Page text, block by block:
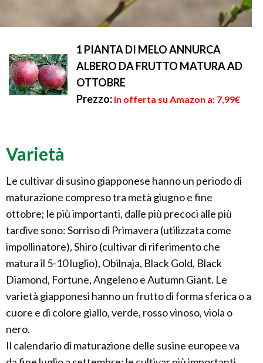
1 PIANTA DI MELO ANNURCA
ALBERO DA FRUTTO MATURA AD
OTTOBRE
Prezzo: in offerta su Amazon a: 7,99€
Varietà
Le cultivar di susino giapponese hanno un periodo di
maturazione compreso tra metà giugno e fine
ottobre; le più importanti, dalle più precoci alle più
tardive sono: Sorriso di Primavera (utilizzata come
impollinatore), Shiro (cultivar di riferimento che
matura il 5-10 luglio), Obilnaja, Black Gold, Black
Diamond, Fortune, Angeleno e Autumn Giant. Le
varietà giapponesi hanno un frutto di forma sferica o a
cuore e di colore giallo, verde, rosso vinoso, viola o
nero.
Il calendario di maturazione delle susine europee va